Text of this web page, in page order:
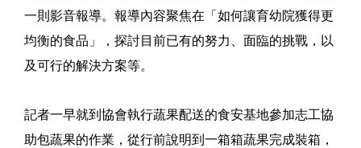
一則影音報導。報導內容聚焦在「如何讓育幼院獲得更
均衡的食品」，探討目前已有的努力、面臨的挑戰，以
及可行的解決方案等。
記者一早就到協會執行蔬果配送的食安基地參加志工協
助包蔬果的作業，從行前說明到一箱箱蔬果完成裝箱，